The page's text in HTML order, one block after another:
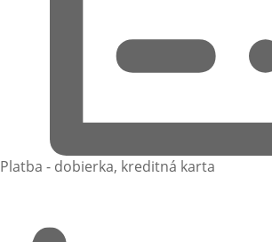
Platba - dobierka, kreditná karta